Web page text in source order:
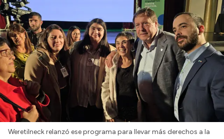
Weretilneck relanzó ese programa para llevar más derechos a la